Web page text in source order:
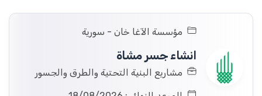
مؤسسة الآغا خان - سورية
انشاء جسر مشاة
مشاريع البنية التحتية والطرق والجسور